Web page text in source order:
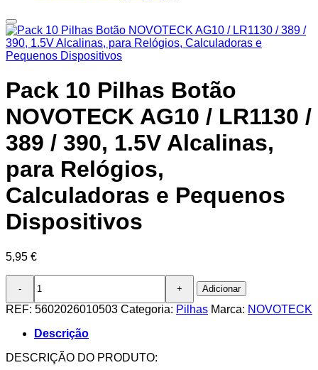
Pack 10 Pilhas Botão
NOVOTECK AG10 / LR1130 /
389 / 390, 1.5V Alcalinas,
para Relógios,
Calculadoras e Pequenos
Dispositivos
5,95 €
Quantidade
Pack
Pilhas
NOVOTECK
Adicionar
REF: 5602026010503 Categoria: Pilhas Marca: NOVOTECK
Descrição
DESCRIÇÃO DO PRODUTO: